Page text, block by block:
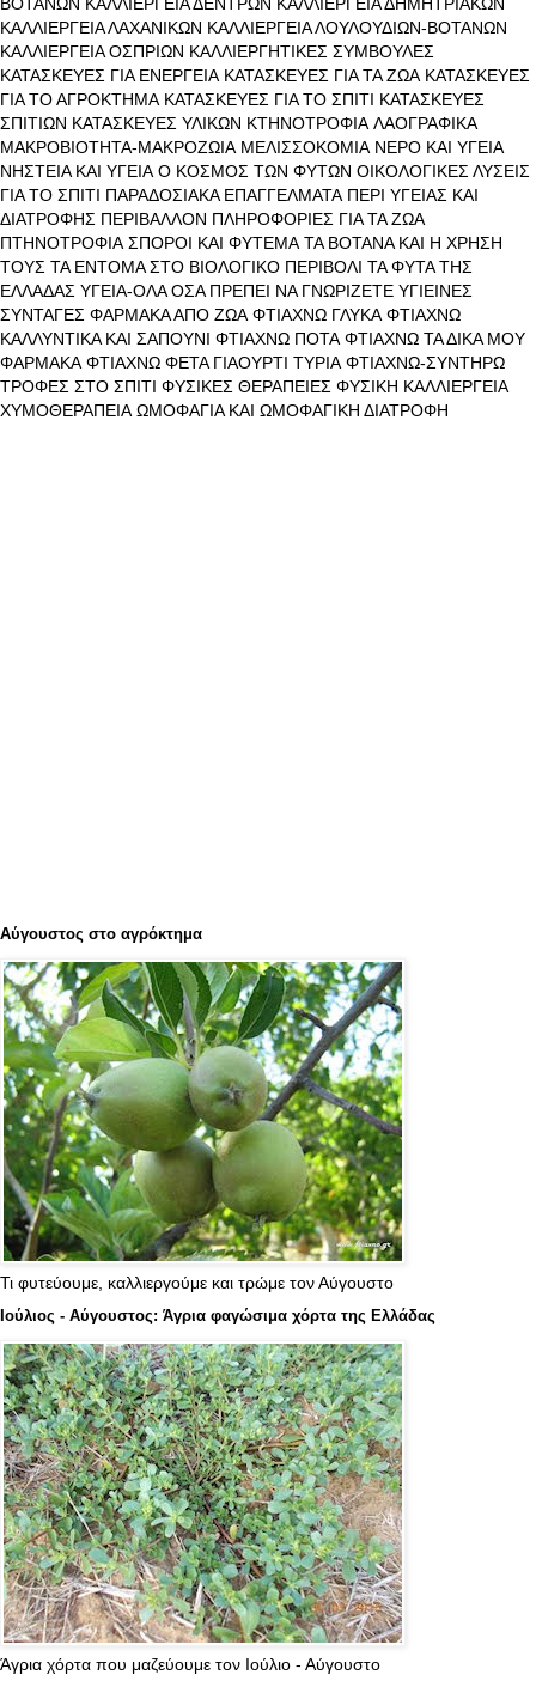
ΒΟΤΑΝΩΝ ΚΑΛΛΙΕΡΓΕΙΑ ΔΕΝΤΡΩΝ ΚΑΛΛΙΕΡΓΕΙΑ ΔΗΜΗΤΡΙΑΚΩΝ
ΚΑΛΛΙΕΡΓΕΙΑ ΛΑΧΑΝΙΚΩΝ ΚΑΛΛΙΕΡΓΕΙΑ ΛΟΥΛΟΥΔΙΩΝ-ΒΟΤΑΝΩΝ
ΚΑΛΛΙΕΡΓΕΙΑ ΟΣΠΡΙΩΝ ΚΑΛΛΙΕΡΓΗΤΙΚΕΣ ΣΥΜΒΟΥΛΕΣ
ΚΑΤΑΣΚΕΥΕΣ ΓΙΑ ΕΝΕΡΓΕΙΑ ΚΑΤΑΣΚΕΥΕΣ ΓΙΑ ΤΑ ΖΩΑ ΚΑΤΑΣΚΕΥΕΣ
ΓΙΑ ΤΟ ΑΓΡΟΚΤΗΜΑ ΚΑΤΑΣΚΕΥΕΣ ΓΙΑ ΤΟ ΣΠΙΤΙ ΚΑΤΑΣΚΕΥΕΣ
ΣΠΙΤΙΩΝ ΚΑΤΑΣΚΕΥΕΣ ΥΛΙΚΩΝ ΚΤΗΝΟΤΡΟΦΙΑ ΛΑΟΓΡΑΦΙΚΑ
ΜΑΚΡΟΒΙΟΤΗΤΑ-ΜΑΚΡΟΖΩΙΑ ΜΕΛΙΣΣΟΚΟΜΙΑ ΝΕΡΟ ΚΑΙ ΥΓΕΙΑ
ΝΗΣΤΕΙΑ ΚΑΙ ΥΓΕΙΑ Ο ΚΟΣΜΟΣ ΤΩΝ ΦΥΤΩΝ ΟΙΚΟΛΟΓΙΚΕΣ ΛΥΣΕΙΣ
ΓΙΑ ΤΟ ΣΠΙΤΙ ΠΑΡΑΔΟΣΙΑΚΑ ΕΠΑΓΓΕΛΜΑΤΑ ΠΕΡΙ ΥΓΕΙΑΣ ΚΑΙ
ΔΙΑΤΡΟΦΗΣ ΠΕΡΙΒΑΛΛΟΝ ΠΛΗΡΟΦΟΡΙΕΣ ΓΙΑ ΤΑ ΖΩΑ
ΠΤΗΝΟΤΡΟΦΙΑ ΣΠΟΡΟΙ ΚΑΙ ΦΥΤΕΜΑ ΤΑ ΒΟΤΑΝΑ ΚΑΙ Η ΧΡΗΣΗ
ΤΟΥΣ ΤΑ ΕΝΤΟΜΑ ΣΤΟ ΒΙΟΛΟΓΙΚΟ ΠΕΡΙΒΟΛΙ ΤΑ ΦΥΤΑ ΤΗΣ
ΕΛΛΑΔΑΣ ΥΓΕΙΑ-ΟΛΑ ΟΣΑ ΠΡΕΠΕΙ ΝΑ ΓΝΩΡΙΖΕΤΕ ΥΓΙΕΙΝΕΣ
ΣΥΝΤΑΓΕΣ ΦΑΡΜΑΚΑ ΑΠΟ ΖΩΑ ΦΤΙΑΧΝΩ ΓΛΥΚΑ ΦΤΙΑΧΝΩ
ΚΑΛΛΥΝΤΙΚΑ ΚΑΙ ΣΑΠΟΥΝΙ ΦΤΙΑΧΝΩ ΠΟΤΑ ΦΤΙΑΧΝΩ ΤΑ ΔΙΚΑ ΜΟΥ
ΦΑΡΜΑΚΑ ΦΤΙΑΧΝΩ ΦΕΤΑ ΓΙΑΟΥΡΤΙ ΤΥΡΙΑ ΦΤΙΑΧΝΩ-ΣΥΝΤΗΡΩ
ΤΡΟΦΕΣ ΣΤΟ ΣΠΙΤΙ ΦΥΣΙΚΕΣ ΘΕΡΑΠΕΙΕΣ ΦΥΣΙΚΗ ΚΑΛΛΙΕΡΓΕΙΑ
ΧΥΜΟΘΕΡΑΠΕΙΑ ΩΜΟΦΑΓΙΑ ΚΑΙ ΩΜΟΦΑΓΙΚΗ ΔΙΑΤΡΟΦΗ
Αύγουστος στο αγρόκτημα
Τι φυτεύουμε, καλλιεργούμε και τρώμε τον Αύγουστο
Ιούλιος - Αύγουστος: Άγρια φαγώσιμα χόρτα της Ελλάδας
Άγρια χόρτα που μαζεύουμε τον Ιούλιο - Αύγουστο